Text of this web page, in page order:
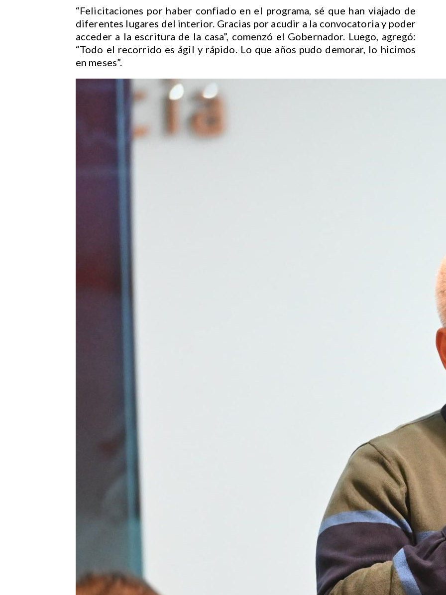
“Felicitaciones por haber confiado en el programa, sé que han viajado de
diferentes lugares del interior. Gracias por acudir a la convocatoria y poder
acceder a la escritura de la casa”, comenzó el Gobernador. Luego, agregó:
“Todo el recorrido es ágil y rápido. Lo que años pudo demorar, lo hicimos
en meses”.